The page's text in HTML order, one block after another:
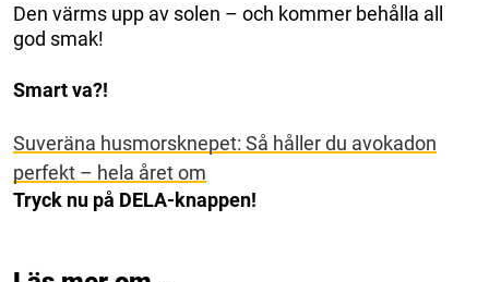
Den värms upp av solen – och kommer behålla all
god smak!
Smart va?!
Suveräna husmorsknepet: Så håller du avokadon
perfekt – hela året om
Tryck nu på DELA-knappen!